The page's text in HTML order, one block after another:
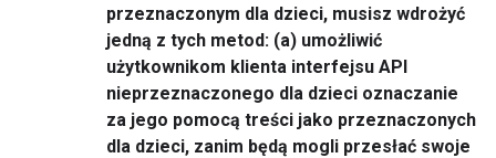
przeznaczonym dla dzieci, musisz wdrożyć
jedną z tych metod: (a) umożliwić
użytkownikom klienta interfejsu API
nieprzeznaczonego dla dzieci oznaczanie
za jego pomocą treści jako przeznaczonych
dla dzieci, zanim będą mogli przesłać swoje